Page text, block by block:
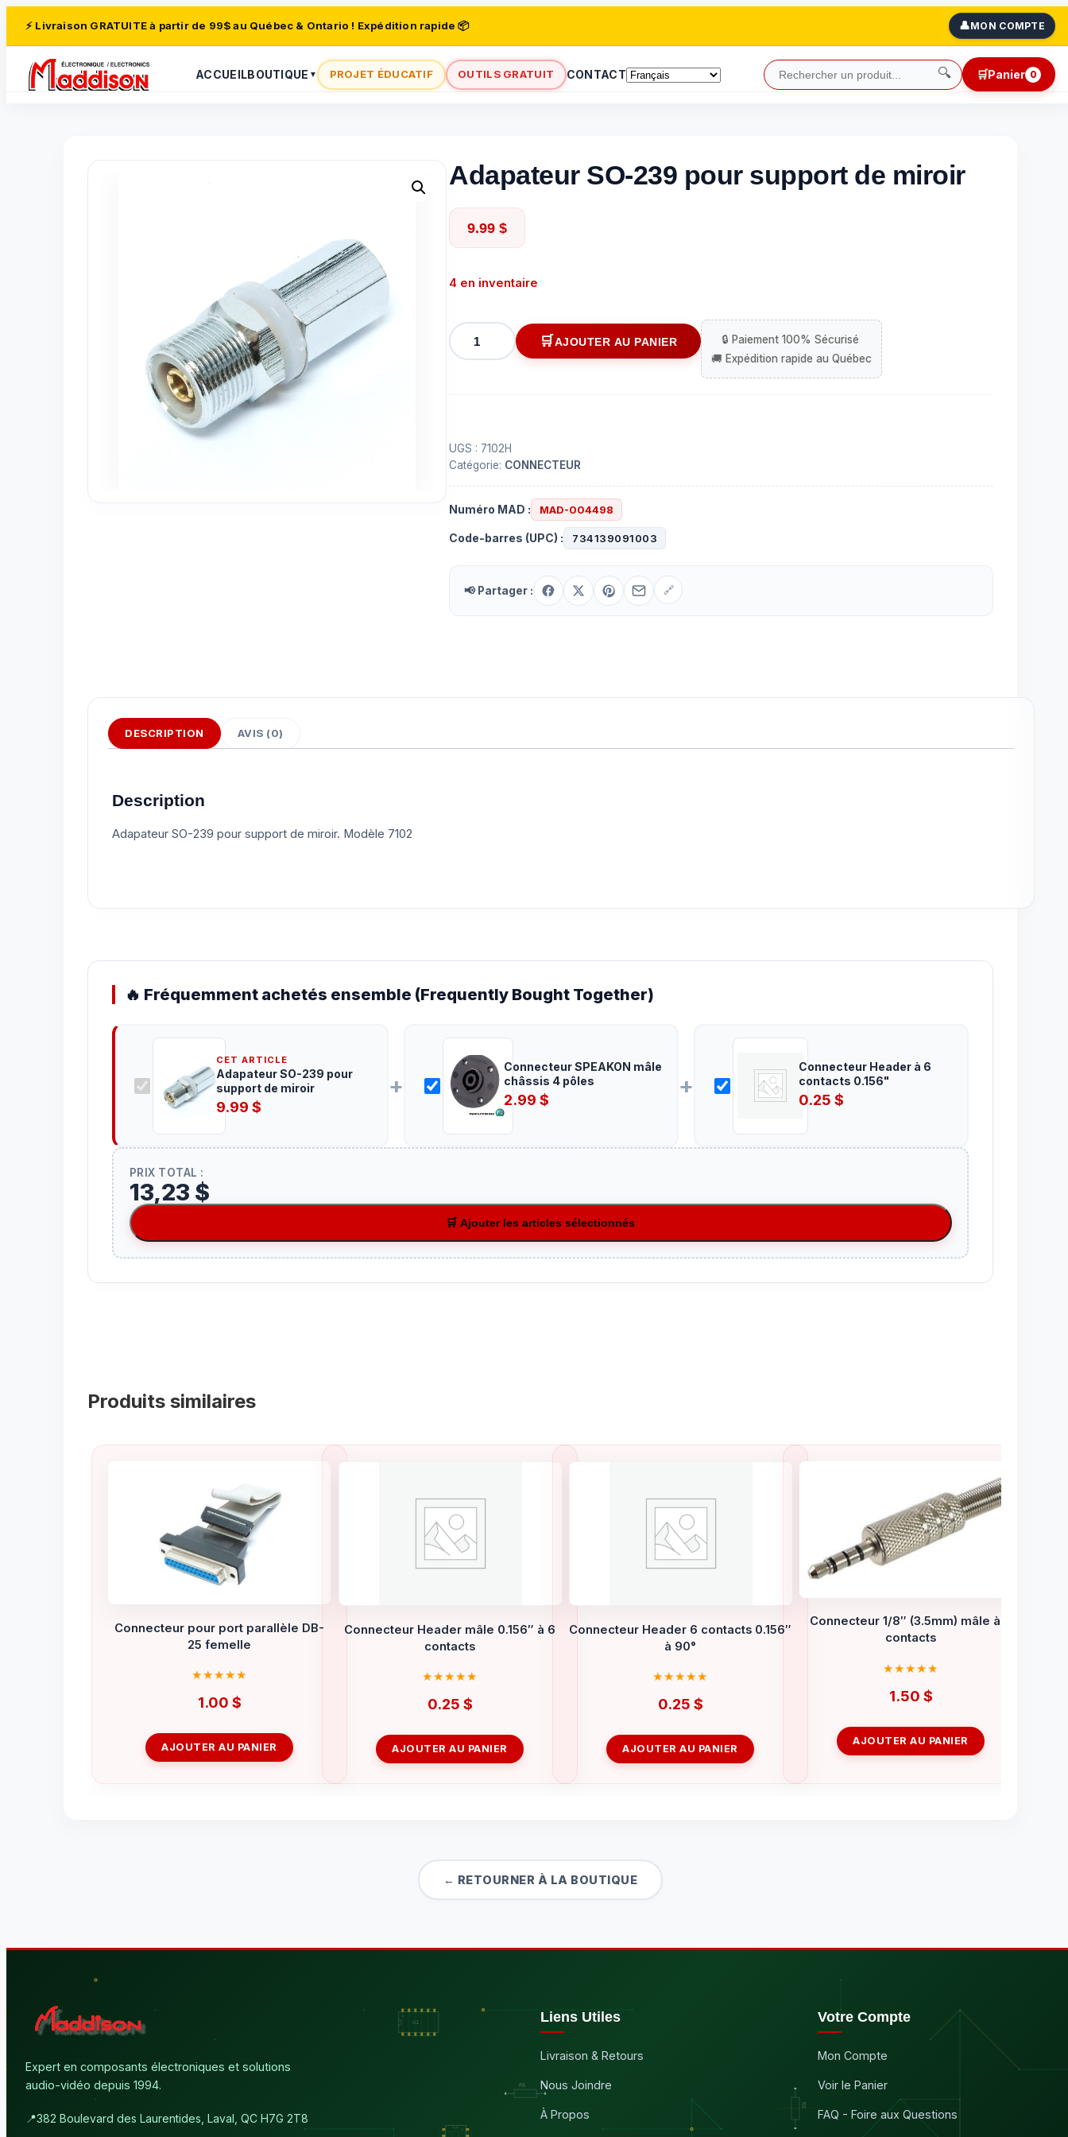
⚡ Livraison GRATUITE à partir de 99$ au Québec & Ontario ! Expédition rapide 📦 👤MON COMPTE
ACCUEILBOUTIQUE ▼ PROJET ÉDUCATIF OUTILS GRATUIT CONTACT 🔍 🛒Panier 0
Adapateur SO-239 pour support de miroir
9.99 $
4 en inventaire
quantité
de
support
de
miroir
AJOUTER AU PANIER
UGS : 7102H
Catégorie: CONNECTEUR
Numéro MAD : MAD-004498
Code-barres (UPC) : 734139091003
📢 Partager : 🔗
DESCRIPTION AVIS (0)
Description
Adapateur SO-239 pour support de miroir. Modèle 7102
🔥 Fréquemment achetés ensemble (Frequently Bought Together)
CET ARTICLE
Adapateur SO-239 pour
support de miroir
9.99 $
+
Connecteur SPEAKON mâle
châssis 4 pôles
2.99 $
+
Connecteur Header à 6
contacts 0.156"
0.25 $
PRIX TOTAL :
13,23 $
🛒 Ajouter les articles sélectionnés
Produits similaires
Connecteur pour port parallèle DB-
25 femelle
1.00 $
AJOUTER AU PANIER
Connecteur Header mâle 0.156″ à 6
contacts
0.25 $
AJOUTER AU PANIER
Connecteur Header 6 contacts 0.156″
à 90°
0.25 $
AJOUTER AU PANIER
Connecteur 1/8″ (3.5mm) mâle à 4
contacts
1.50 $
AJOUTER AU PANIER
← RETOURNER À LA BOUTIQUE
Expert en composants électroniques et solutions
audio-vidéo depuis 1994.
📍382 Boulevard des Laurentides, Laval, QC H7G 2T8
Liens Utiles
Livraison & Retours
Nous Joindre
À Propos
Votre Compte
Mon Compte
Voir le Panier
FAQ - Foire aux Questions